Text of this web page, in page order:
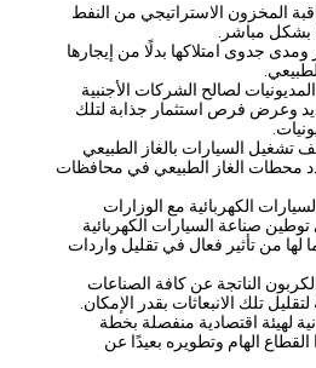
الاستراتيجي من النفط
مباشر.
امتلاكها بدلًا من إيجارها
لصالح الشركات الأجنبية
فرص استثمار جذابة لتلك
السيارات بالغاز الطبيعي
الغاز الطبيعي في محافظات
الكهربائية مع الوزارات
صناعة السيارات الكهربائية
من تأثير فعال في تقليل واردات
الناتجة عن كافة الصناعات
الانبعاثات بقدر الإمكان.
اقتصادية منفصلة بخطة
الهام وتطويره بعيدًا عن